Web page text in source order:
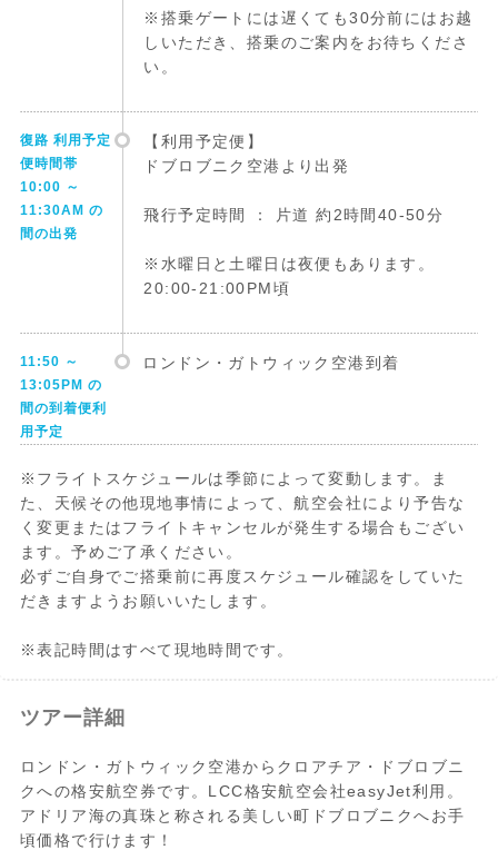
※搭乗ゲートには遅くても30分前にはお越
しいただき、搭乗のご案内をお待ちくださ
い。
復路 利用予定
便時間帯
10:00 ～
11:30AM の
間の出発
【利用予定便】
ドブロブニク空港より出発
飛行予定時間 ： 片道 約2時間40-50分
※水曜日と土曜日は夜便もあります。
20:00-21:00PM頃
11:50 ～
13:05PM の
間の到着便利
用予定
ロンドン・ガトウィック空港到着
※フライトスケジュールは季節によって変動します。ま
た、天候その他現地事情によって、航空会社により予告な
く変更またはフライトキャンセルが発生する場合もござい
ます。予めご了承ください。
必ずご自身でご搭乗前に再度スケジュール確認をしていた
だきますようお願いいたします。
※表記時間はすべて現地時間です。
ツアー詳細
ロンドン・ガトウィック空港からクロアチア・ドブロブニ
クへの格安航空券です。LCC格安航空会社easyJet利用。
アドリア海の真珠と称される美しい町ドブロブニクへお手
頃価格で行けます！